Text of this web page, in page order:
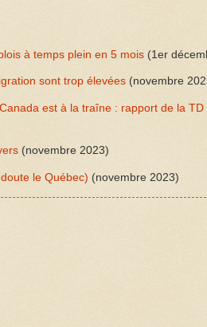
à temps plein en 5 mois (1er
sont trop élevées (novembre
est à la traîne : rapport de la TD
(novembre 2023)
le Québec) (novembre 2023)